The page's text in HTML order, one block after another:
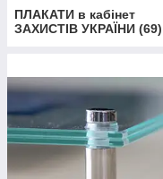
ПЛАКАТИ в кабінет
ЗАХИСТІВ УКРАЇНИ (69)